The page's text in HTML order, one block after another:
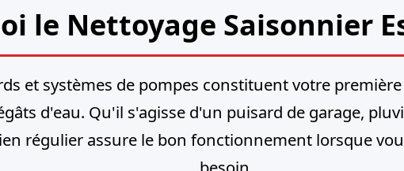
le Nettoyage Saisonnier
et systèmes de pompes constituent votre
d'eau. Qu'il s'agisse d'un puisard de garage,
régulier assure le bon fonctionnement lorsque